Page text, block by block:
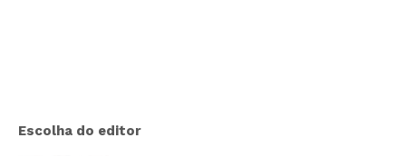
Escolha do editor